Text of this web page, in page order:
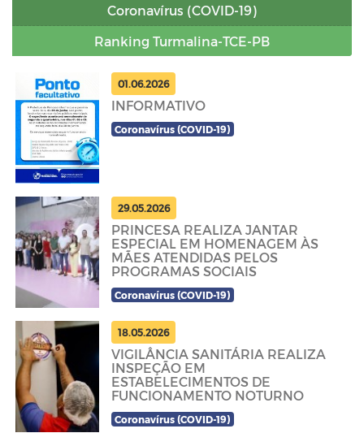
Coronavírus (COVID-19)
Ranking Turmalina-TCE-PB
01.06.2026
INFORMATIVO
Coronavírus (COVID-19)
29.05.2026
PRINCESA REALIZA JANTAR
ESPECIAL EM HOMENAGEM ÀS
MÃES ATENDIDAS PELOS
PROGRAMAS SOCIAIS
Coronavírus (COVID-19)
18.05.2026
VIGILÂNCIA SANITÁRIA REALIZA
INSPEÇÃO EM
ESTABELECIMENTOS DE
FUNCIONAMENTO NOTURNO
Coronavírus (COVID-19)